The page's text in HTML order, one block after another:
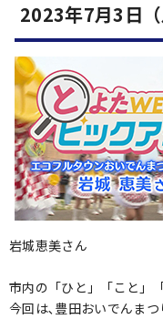
2023年7月3日（
岩城恵美さん
市内の「ひと」「こと」
今回は､豊田おいでんま